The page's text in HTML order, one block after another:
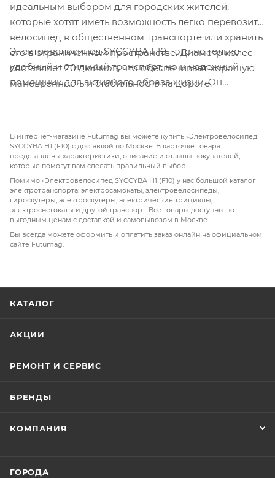
идеальным выбором для городских жителей,
которые хотят иметь возможность легко перевозить
велосипед в общественном транспорте или хранить
его в ограниченном пространстве. Диаметр колес
составляет 20 дюймов, что обеспечивает хорошую
маневренность и стабильность на дороге.
Электровелосипед SYCCYBA F10 - это не только
удобный и стильный транспорт, но и надежный
помощник для активного образа жизни. Он
В интернет-магазине Futumag вы можете купить «Электровелосипед
SYCCYBA H1 (F10) с доставкой по Москве. В карточке товара
представлены характеристики, описание и отзывы покупателей,
которые помогут вам сделать правильный выбор.
Помимо «Электровелосипед SYCCYBA H1 (F10) у нас большой каталог
электротранспорта: электросамокаты, электровелосипеды,
гироскутеры, электроскутеры, электрические трициклы,
электроснегокаты и другой транспорт. Все товары доступны по
выгодным ценам с доставкой и самовывозом в Москве.
Вы всегда можете оформить и оплатить заказ онлайн на официальном
сайте Futumag.
КАТАЛОГ
АКЦИИ
РЕМОНТ И СЕРВИС
БРЕНДЫ
КОМПАНИЯ
ГОРОДА